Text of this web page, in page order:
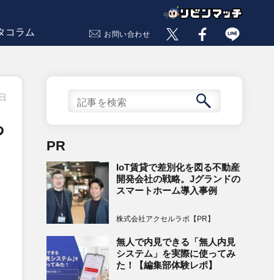
コラム お問い合わせ
PR
IoT賃貸で差別化を図る不動産
開発会社の戦略。Jグランドの
スマートホーム導入事例
株式会社アクセルラボ【PR】
無人で内見できる「無人内見
システム」を実際に使ってみ
た！【編集部体験レポ】